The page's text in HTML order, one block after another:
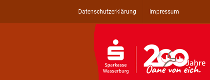
Datenschutzerklärung Impressum